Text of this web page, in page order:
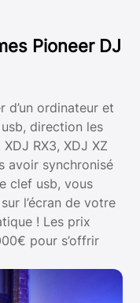
Pioneer DJ
d’un ordinateur et
direction les
RX3, XDJ XZ
avoir synchronisé
clef usb, vous
l’écran de votre
! Les prix
pour s’offrir